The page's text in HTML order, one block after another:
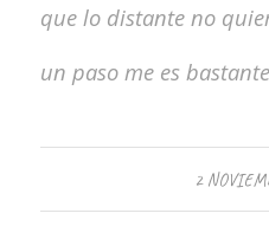
que lo distante no
un paso me es bastante
2